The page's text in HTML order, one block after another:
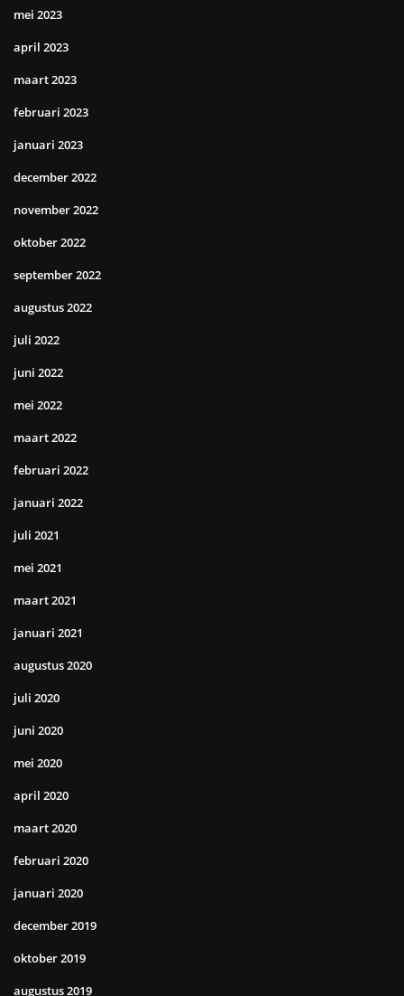
mei 2023
april 2023
maart 2023
februari 2023
januari 2023
december 2022
november 2022
oktober 2022
september 2022
augustus 2022
juli 2022
juni 2022
mei 2022
maart 2022
februari 2022
januari 2022
juli 2021
mei 2021
maart 2021
januari 2021
augustus 2020
juli 2020
juni 2020
mei 2020
april 2020
maart 2020
februari 2020
januari 2020
december 2019
oktober 2019
augustus 2019